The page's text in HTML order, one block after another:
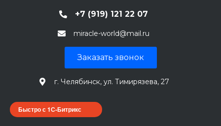
+7 (919) 121 22 07
miracle-world@mail.ru
Заказать звонок
г. Челябинск, ул. Тимирязева, 27
Быстро с 1С-Битрикс